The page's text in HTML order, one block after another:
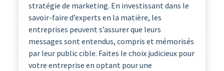
stratégie de marketing. En investissant dans le
savoir-faire d’experts en la matière, les
entreprises peuvent s’assurer que leurs
messages sont entendus, compris et mémorisés
par leur public cible. Faites le choix judicieux pour
votre entreprise en optant pour une